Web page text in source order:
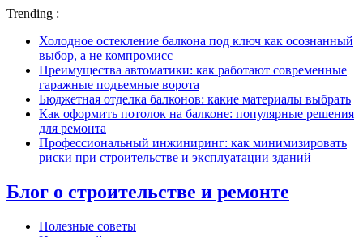
Trending :
Холодное остекление балкона под ключ как осознанный
выбор, а не компромисс
Преимущества автоматики: как работают современные
гаражные подъемные ворота
Бюджетная отделка балконов: какие материалы выбрать
Как оформить потолок на балконе: популярные решения
для ремонта
Профессиональный инжиниринг: как минимизировать
риски при строительстве и эксплуатации зданий
Блог о строительстве и ремонте
Полезные советы